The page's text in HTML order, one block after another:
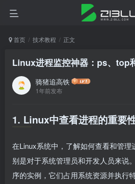
首页 技术教程 正文
Linux进程监控神器：ps、top
骑猪追高铁
1年前发布
1. Linux中查看进程的重要
在Linux系统中，了解如何查看和管
别是对于系统管理员和开发人员来说
序的实例，它们占用系统资源并执行